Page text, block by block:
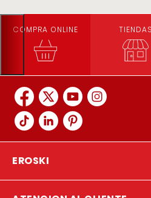
COMPRA ONLINE TIENDAS
EROSKI